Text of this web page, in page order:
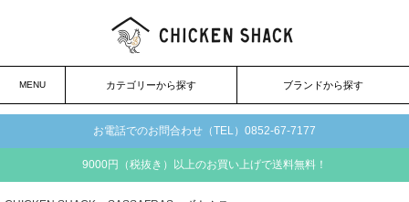
MENU カテゴリーから探す ブランドから探す
お電話でのお問合わせ（TEL）0852-67-7177
9000円（税抜き）以上のお買い上げで送料無料！